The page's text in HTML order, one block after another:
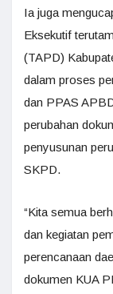
Ia juga
Eksekutif
(TAPD)
dalam proses
dan PPAS
perubahan
penyusunan
SKPD.
“Kita semua
dan kegiatan
perencanaan
dokumen KUA